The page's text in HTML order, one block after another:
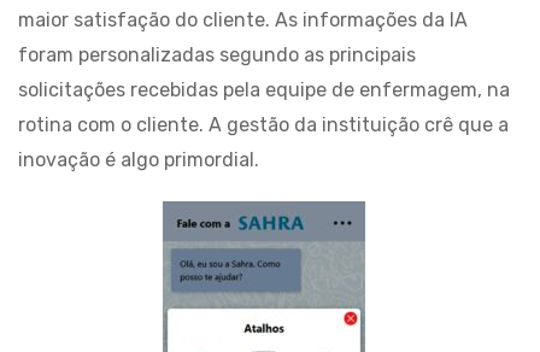
maior satisfação do cliente. As informações da IA
foram personalizadas segundo as principais
solicitações recebidas pela equipe de enfermagem, na
rotina com o cliente. A gestão da instituição crê que a
inovação é algo primordial.